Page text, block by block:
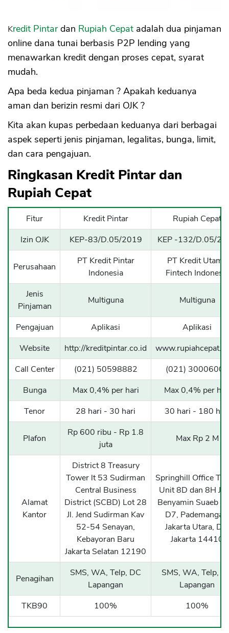
Kredit Pintardan Rupiah Cepat adalah dua pinjaman
online dana tunai berbasis P2P lending yang
menawarkan kredit dengan proses cepat, syarat
mudah.
Apa beda kedua pinjaman ? Apakah keduanya
aman dan berizin resmi dari OJK ?
Kita akan kupas perbedaan keduanya dari berbagai
aspek seperti jenis pinjaman, legalitas, bunga, limit,
dan cara pengajuan.
Ringkasan Kredit Pintar dan
Rupiah Cepat
Fitur Kredit Pintar
Rupiah Cepat
Izin OJK
KEP-83/D.05/2019 KEP -132/D.05/
Perusahaan
PT Kredit Pintar
Indonesia
PT Kredit Utama
Fintech Indonesia
Jenis
Pinjaman
Multiguna Multiguna
Pengajuan Aplikasi
Aplikasi
Website
http://kreditpintar.co.id
Call Center
(021) 50598882
(021) 30006000
Bunga
Max 0,4% per hari
Max 0,4% per
Tenor
28 hari - 30 hari 30 hari - 180 hari
Plafon
Rp 600 ribu - Rp 1.8
juta
Max Rp 2 M
Alamat
Kantor
District 8 Treasury
Tower lt 53 Sudirman
Central Business
District (SCBD) Lot 28
Jl. Jend Sudirman Kav
52-54 Senayan,
Kebayoran Baru
Jakarta Selatan 12190
Springhill Office
Unit 8D dan 8H
Benyamin Suaeb
D7, Pademangan,
Jakarta Utara, DKI
Jakarta 14410
Penagihan
SMS, WA, Telp, DC
Lapangan
SMS, WA, Telp,
Lapangan
TKB90
100% 100%